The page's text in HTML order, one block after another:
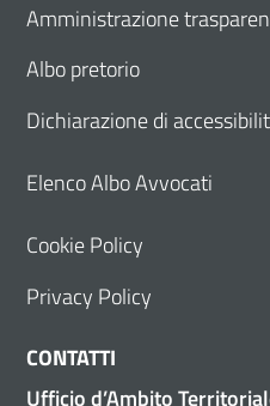
Amministrazione
Albo pretorio
Dichiarazione di
Elenco Albo Avvocati
Cookie Policy
Privacy Policy
CONTATTI
Ufficio d’Ambito